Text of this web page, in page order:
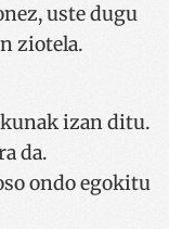
uste dugu
ziotela.
izan ditu.
da.
ondo egokitu